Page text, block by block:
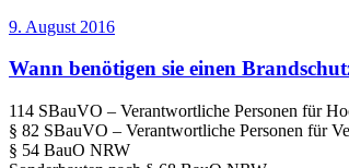
Veröffentlicht
9. August 2016
Wann benötigen sie einen
114 SBauVO – Verantwortliche Personen für
§ 82 SBauVO – Verantwortliche Personen für
§ 54 BauO NRW